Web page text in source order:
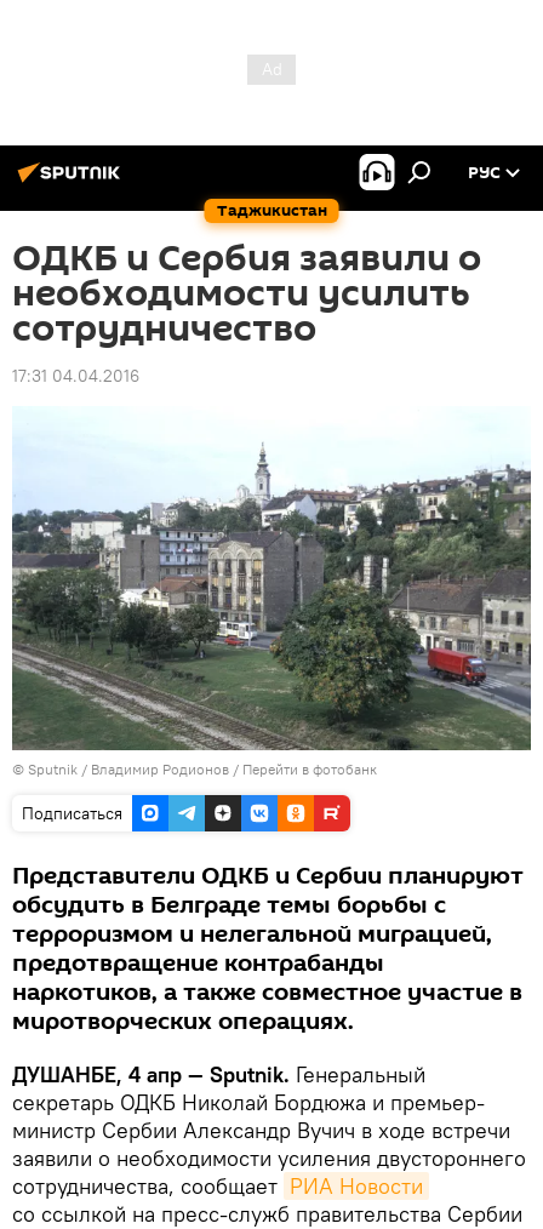
Таджикистан
РУС
ОДКБ и Сербия заявили о
необходимости усилить
сотрудничество
17:31 04.04.2016
© Sputnik / Владимир Родионов / Перейти в фотобанк
Подписаться
Представители ОДКБ и Сербии планируют
обсудить в Белграде темы борьбы с
терроризмом и нелегальной миграцией,
предотвращение контрабанды
наркотиков, а также совместное участие в
миротворческих операциях.
ДУШАНБЕ, 4 апр — Sputnik. Генеральный
секретарь ОДКБ Николай Бордюжа и премьер-
министр Сербии Александр Вучич в ходе встречи
заявили о необходимости усиления двустороннего
сотрудничества, сообщает РИА Новости
со ссылкой на пресс-служб правительства Сербии